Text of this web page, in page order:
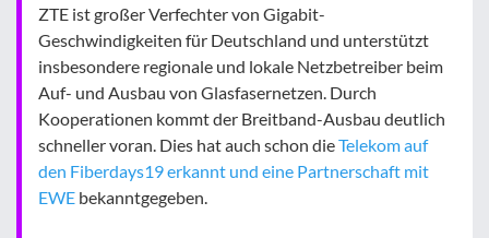
ZTE ist großer Verfechter von Gigabit-
Geschwindigkeiten für Deutschland und unterstützt
insbesondere regionale und lokale Netzbetreiber beim
Auf- und Ausbau von Glasfasernetzen. Durch
Kooperationen kommt der Breitband-Ausbau deutlich
schneller voran. Dies hat auch schon dieTelekom auf
den Fiberdays19 erkannt und eine Partnerschaft mit
EWE bekanntgegeben.